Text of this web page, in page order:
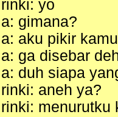
rinki: yo
a: gimana?
a: aku pikir
a: ga disebar
a: duh siapa
rinki: aneh ya?
rinki: menurutku